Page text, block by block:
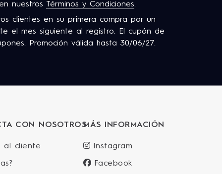
nuestros Términos y Condiciones
clientes en su primera compra por un
el mes siguiente al registro. El cupón de
Promoción válida hasta 30/06/27.
CON NOSOTROS
al cliente
MÁS INFORMACIÓN
Instagram
Facebook